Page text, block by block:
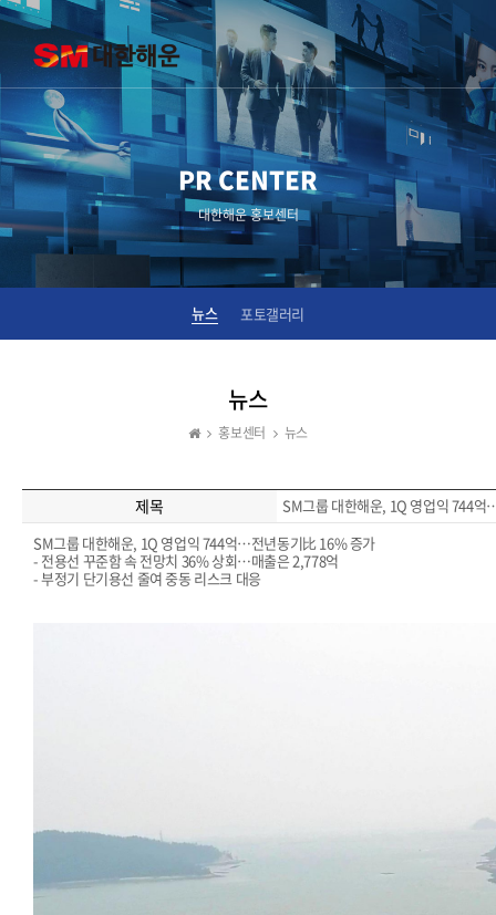
PR CENTER
대한해운 홍보센터
뉴스 포토갤러리
뉴스
홍보센터 뉴스
제목
SM그룹 대한해운, 1Q 영업익 744
SM그룹 대한해운, 1Q 영업익 744억…전년동기比 16% 증가
- 전용선 꾸준함 속 전망치 36% 상회…매출은 2,778억
- 부정기 단기용선 줄여 중동 리스크 대응